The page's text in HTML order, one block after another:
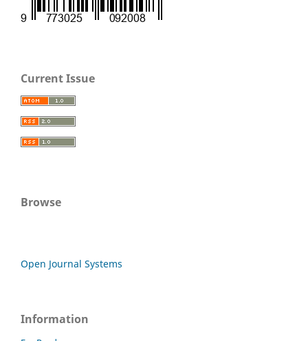
Current Issue
Browse
Open Journal Systems
Information